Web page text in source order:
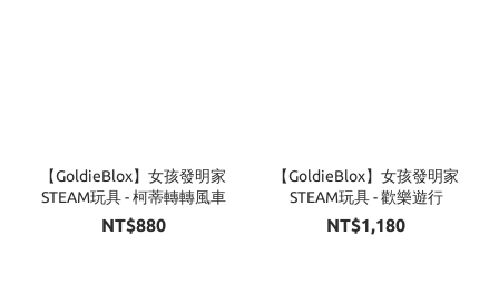
【GoldieBlox】女孩發明家
STEAM玩具 - 柯蒂轉轉風車
NT$880
【GoldieBlox】女孩發明家
STEAM玩具 - 歡樂遊行
NT$1,180